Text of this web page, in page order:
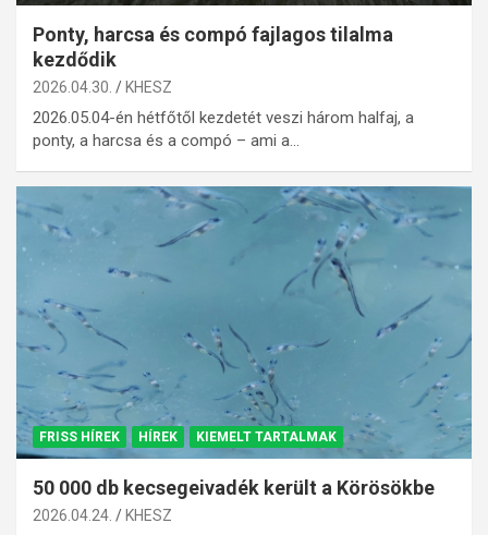
Ponty, harcsa és compó fajlagos tilalma
kezdődik
2026.04.30. KHESZ
2026.05.04-én hétfőtől kezdetét veszi három halfaj, a
ponty, a harcsa és a compó – ami a…
FRISS HÍREK HÍREK KIEMELT TARTALMAK
50 000 db kecsegeivadék került a Körösökbe
2026.04.24. KHESZ